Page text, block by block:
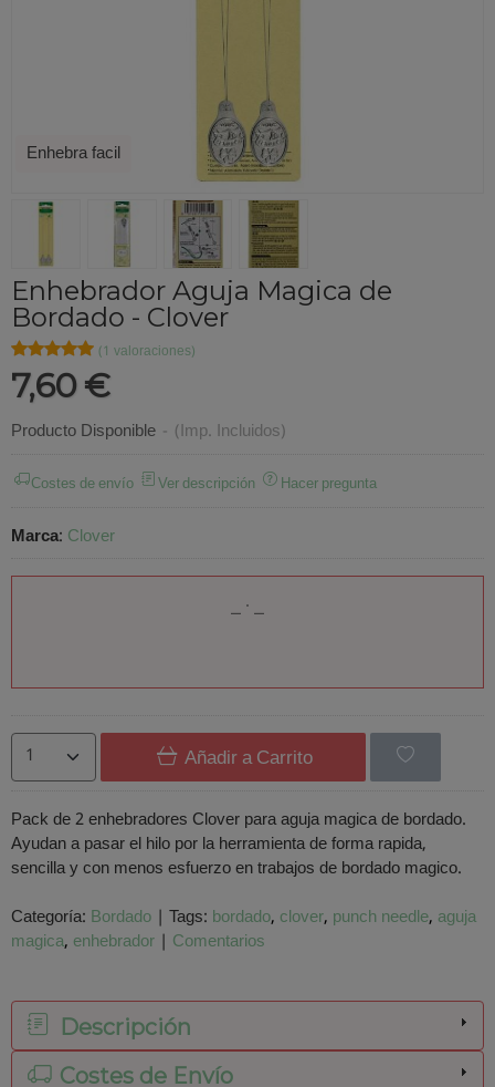
Enhebra facil
Enhebrador Aguja Magica de
Bordado - Clover
★★★★★
★★★★★ (1 valoraciones)
7,60 €
Producto Disponible - (Imp. Incluidos)
Costes de envío Ver descripción Hacer pregunta
Marca: Clover
Añadir a Carrito
Pack de 2 enhebradores Clover para aguja magica de bordado.
Ayudan a pasar el hilo por la herramienta de forma rapida,
sencilla y con menos esfuerzo en trabajos de bordado magico.
Categoría: Bordado | Tags: bordado clover punch needle aguja
magica enhebrador | Comentarios
Descripción
Costes de Envío